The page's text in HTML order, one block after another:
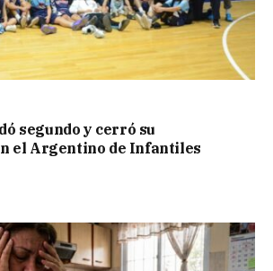
segundo y cerró su
el Argentino de Infantiles